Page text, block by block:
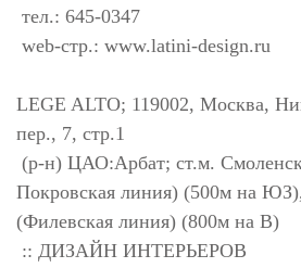
тел.: 645-0347
web-стр.: www.latini-design.ru
LEGE ALTO; 119002, Москва,
пер., 7, стр.1
(р-н) ЦАО:Арбат; ст.м.
Покровская линия) (500м на
(Филевская линия) (800м на В)
:: ДИЗАЙН ИНТЕРЬЕРОВ